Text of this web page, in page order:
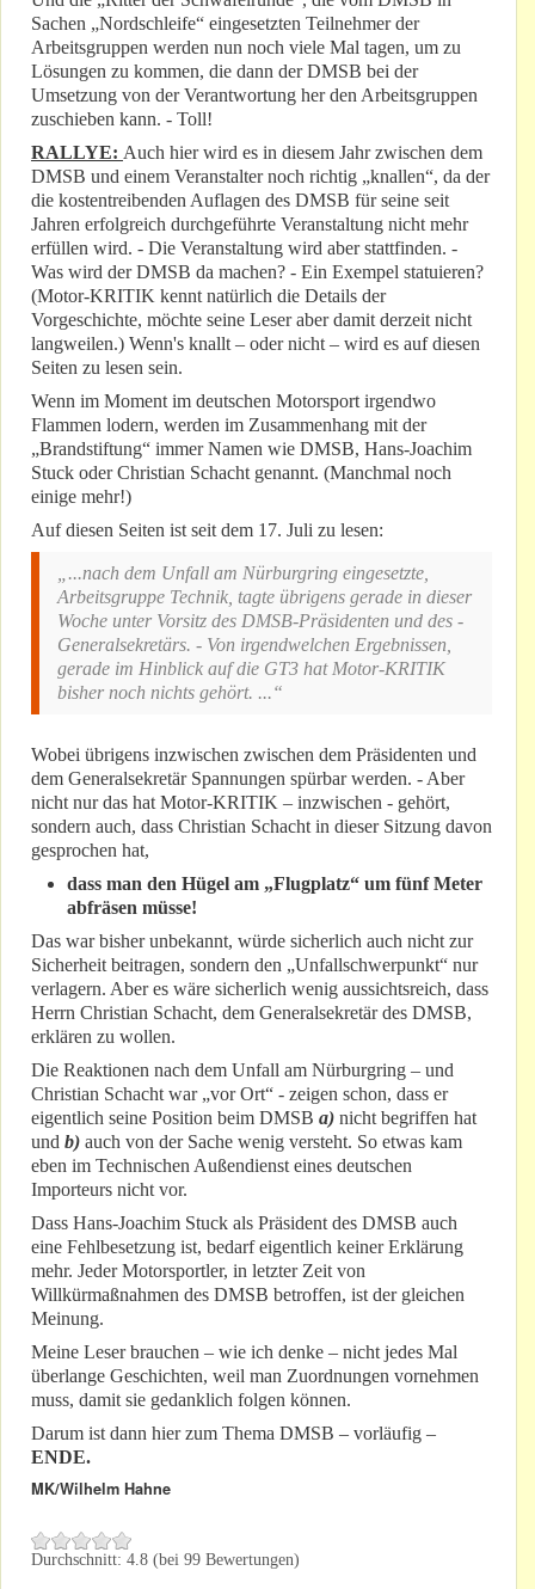
Sachen „Nordschleife“ eingesetzten Teilnehmer der
Arbeitsgruppen werden nun noch viele Mal tagen, um zu
Lösungen zu kommen, die dann der DMSB bei der
Umsetzung von der Verantwortung her den Arbeitsgruppen
zuschieben kann. - Toll!
RALLYE: Auch hier wird es in diesem Jahr zwischen dem
DMSB und einem Veranstalter noch richtig „knallen“, da der
die kostentreibenden Auflagen des DMSB für seine seit
Jahren erfolgreich durchgeführte Veranstaltung nicht mehr
erfüllen wird. - Die Veranstaltung wird aber stattfinden. -
Was wird der DMSB da machen? - Ein Exempel statuieren?
(Motor-KRITIK kennt natürlich die Details der
Vorgeschichte, möchte seine Leser aber damit derzeit nicht
langweilen.) Wenn's knallt – oder nicht – wird es auf diesen
Seiten zu lesen sein.
Wenn im Moment im deutschen Motorsport irgendwo
Flammen lodern, werden im Zusammenhang mit der
„Brandstiftung“ immer Namen wie DMSB, Hans-Joachim
Stuck oder Christian Schacht genannt. (Manchmal noch
einige mehr!)
Auf diesen Seiten ist seit dem 17. Juli zu lesen:
„...nach dem Unfall am Nürburgring eingesetzte,
Arbeitsgruppe Technik, tagte übrigens gerade in dieser
Woche unter Vorsitz des DMSB-Präsidenten und des -
Generalsekretärs. - Von irgendwelchen Ergebnissen,
gerade im Hinblick auf die GT3 hat Motor-KRITIK
bisher noch nichts gehört. ...“
Wobei übrigens inzwischen zwischen dem Präsidenten und
dem Generalsekretär Spannungen spürbar werden. - Aber
nicht nur das hat Motor-KRITIK – inzwischen - gehört,
sondern auch, dass Christian Schacht in dieser Sitzung davon
gesprochen hat,
dass man den Hügel am „Flugplatz“ um fünf Meter
abfräsen müsse!
Das war bisher unbekannt, würde sicherlich auch nicht zur
Sicherheit beitragen, sondern den „Unfallschwerpunkt“ nur
verlagern. Aber es wäre sicherlich wenig aussichtsreich, dass
Herrn Christian Schacht, dem Generalsekretär des DMSB,
erklären zu wollen.
Die Reaktionen nach dem Unfall am Nürburgring – und
Christian Schacht war „vor Ort“ - zeigen schon, dass er
eigentlich seine Position beim DMSB a) nicht begriffen hat
und b) auch von der Sache wenig versteht. So etwas kam
eben im Technischen Außendienst eines deutschen
Importeurs nicht vor.
Dass Hans-Joachim Stuck als Präsident des DMSB auch
eine Fehlbesetzung ist, bedarf eigentlich keiner Erklärung
mehr. Jeder Motorsportler, in letzter Zeit von
Willkürmaßnahmen des DMSB betroffen, ist der gleichen
Meinung.
Meine Leser brauchen – wie ich denke – nicht jedes Mal
überlange Geschichten, weil man Zuordnungen vornehmen
muss, damit sie gedanklich folgen können.
Darum ist dann hier zum Thema DMSB – vorläufig –
ENDE.
MK/Wilhelm Hahne
Durchschnitt: 4.8 (bei 99 Bewertungen)